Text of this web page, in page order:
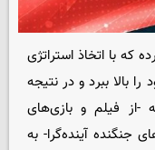
جزم کرده که با اتخاذ استراتژی
بالا ببرد و در نتیجه
-از فیلم و بازی‌های
آینده‌گرا- به